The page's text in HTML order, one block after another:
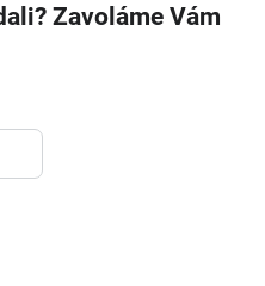
Zavoláme Vám